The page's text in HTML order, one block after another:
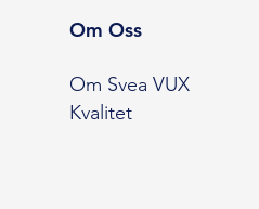
Om Oss
Om Svea VUX
Kvalitet